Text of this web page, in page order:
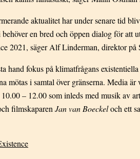
aktualitet har under senare tid
en bred och öppen dialog för
2021, säger Alf Linderman, direktor på
hand fokus på klimatfrågans
mötas i samtal över gränserna. Media
– 12.00 som inleds med musik av
filmskaparen Jan van Boeckeloch ett